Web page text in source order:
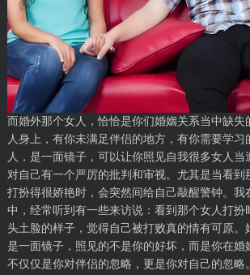
而婚外那个女人，恰恰是你们婚姻关系当中缺失
人身上，有你未满足伴侣的地方，有你需要学习
人，是一面镜子，可以让你照见自我很多女人当
对自己有一个严厉的批判和审视。尤其是当看到
打扮得很娇艳时，会突然间给自己敲醒警钟。我
中，经常听到有一些来访说：看到那个女人打扮
头土脸的样子，觉得自己被打败真的情有可原。
是一面镜子，照见的不是你的好坏，而是你在婚
不仅仅是你对伴侣的忽略，更是你对自己的忽略